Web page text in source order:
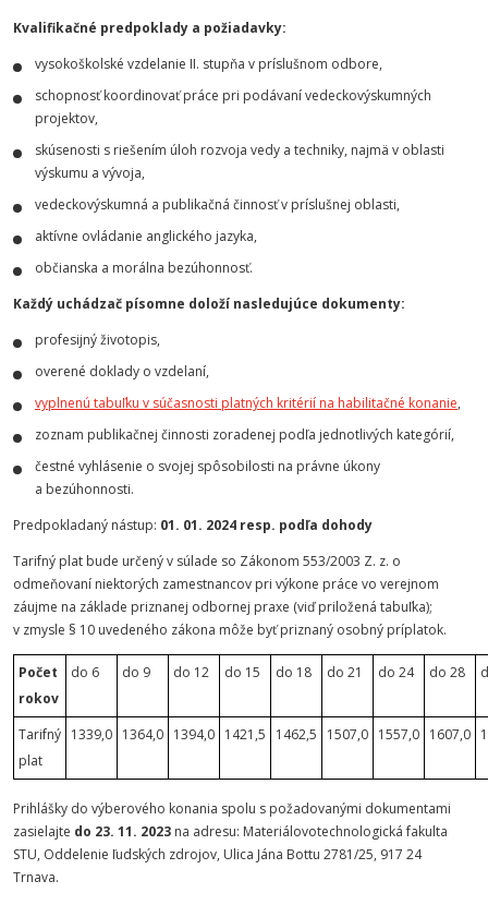
Kvalifikačné predpoklady a požiadavky:
vysokoškolské vzdelanie II. stupňa v príslušnom odbore,
schopnosť koordinovať práce pri podávaní vedeckovýskumných
projektov,
skúsenosti s riešením úloh rozvoja vedy a techniky, najmä v oblasti
výskumu a vývoja,
vedeckovýskumná a publikačná činnosť v príslušnej oblasti,
aktívne ovládanie anglického jazyka,
občianska a morálna bezúhonnosť.
Každý uchádzač písomne doloží nasledujúce dokumenty:
profesijný životopis,
overené doklady o vzdelaní,
vyplnenú tabuľku v súčasnosti platných kritérií na habilitačné konanie,
zoznam publikačnej činnosti zoradenej podľa jednotlivých kategórií,
čestné vyhlásenie o svojej spôsobilosti na právne úkony
a bezúhonnosti.
Predpokladaný nástup: 01. 01. 2024 resp. podľa dohody
Tarifný plat bude určený v súlade so Zákonom 553/2003 Z. z. o
odmeňovaní niektorých zamestnancov pri výkone práce vo verejnom
záujme na základe priznanej odbornej praxe (viď priložená tabuľka);
v zmysle § 10 uvedeného zákona môže byť priznaný osobný príplatok.
Počet
rokov
do 6 do 9 do 12 do 15 do 18 do 21 do 24 do 28
Tarifný
plat
1339,0 1364,0 1394,0 1421,5 1462,5 1507,0 1557,0 1607,0
Prihlášky do výberového konania spolu s požadovanými dokumentami
zasielajte do 23. 11. 2023 na adresu: Materiálovotechnologická fakulta
STU, Oddelenie ľudských zdrojov, Ulica Jána Bottu 2781/25, 917 24
Trnava.